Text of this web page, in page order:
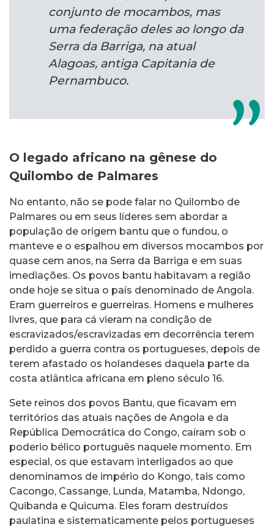
conjunto de mocambos, mas
uma federação deles ao longo da
Serra da Barriga, na atual
Alagoas, antiga Capitania de
Pernambuco.
O legado africano na gênese do
Quilombo de Palmares
No entanto, não se pode falar no Quilombo de
Palmares ou em seus líderes sem abordar a
população de origem bantu que o fundou, o
manteve e o espalhou em diversos mocambos por
quase cem anos, na Serra da Barriga e em suas
imediações. Os povos bantu habitavam a região
onde hoje se situa o país denominado de Angola.
Eram guerreiros e guerreiras. Homens e mulheres
livres, que para cá vieram na condição de
escravizados/escravizadas em decorrência terem
perdido a guerra contra os portugueses, depois de
terem afastado os holandeses daquela parte da
costa atlântica africana em pleno século 16.
Sete reinos dos povos Bantu, que ficavam em
territórios das atuais nações de Angola e da
República Democrática do Congo, caíram sob o
poderio bélico português naquele momento. Em
especial, os que estavam interligados ao que
denominamos de império do Kongo, tais como
Cacongo, Cassange, Lunda, Matamba, Ndongo,
Quibanda e Quicuma. Eles foram destruídos
paulatina e sistematicamente pelos portugueses